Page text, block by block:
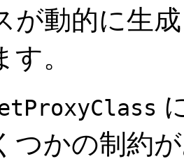
が動的に生
。
つかの制約